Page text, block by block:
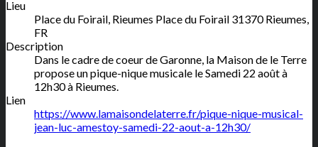
Lieu
Place du Foirail, Rieumes Place du Foirail 31370 Rieumes,
FR
Description
Dans le cadre de coeur de Garonne, la Maison de le Terre
propose un pique-nique musicale le Samedi 22 août à
12h30 à Rieumes.
Lien
https://www.lamaisondelaterre.fr/pique-nique-musical-
jean-luc-amestoy-samedi-22-aout-a-12h30/